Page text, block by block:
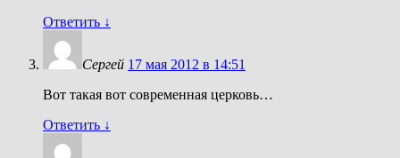
Ответить ↓
Сергей 17 мая 2012 в 14:51
Вот такая вот современная церковь…
Ответить ↓